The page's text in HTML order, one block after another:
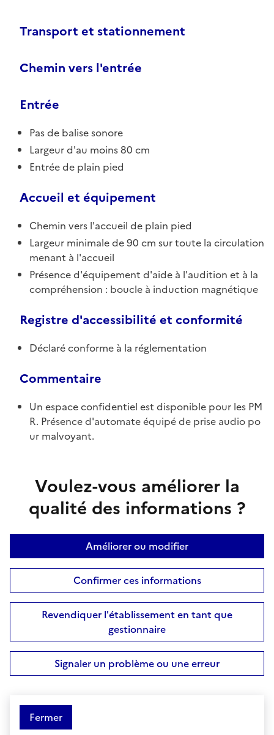
Transport et stationnement
Chemin vers l'entrée
Entrée
Pas de balise sonore
Largeur d'au moins 80 cm
Entrée de plain pied
Accueil et équipement
Chemin vers l'accueil de plain pied
Largeur minimale de 90 cm sur toute la circulation
menant à l'accueil
Présence d'équipement d'aide à l'audition et à la
compréhension : boucle à induction magnétique
Registre d'accessibilité et conformité
Déclaré conforme à la réglementation
Commentaire
Un espace confidentiel est disponible pour les PM
R. Présence d'automate équipé de prise audio po
ur malvoyant.
Voulez-vous améliorer la
qualité des informations ?
Améliorer ou modifier
Confirmer ces informations
Revendiquer l'établissement en tant que
gestionnaire
Signaler un problème ou une erreur
Fermer